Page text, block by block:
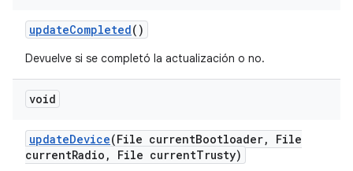
updateCompleted()
Devuelve si se completó la actualización o no.
void
updateDevice(File currentBootloader,
File
currentRadio , File currentTrusty)